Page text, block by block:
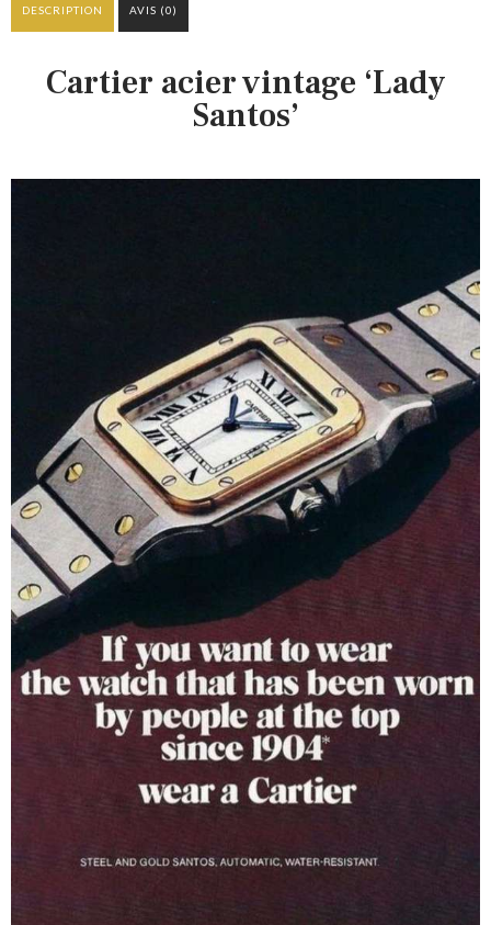
DESCRIPTION AVIS (0)
Cartier acier vintage ‘Lady
Santos’